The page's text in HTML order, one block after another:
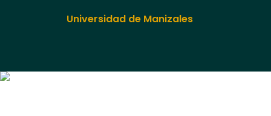
Universidad de Manizales